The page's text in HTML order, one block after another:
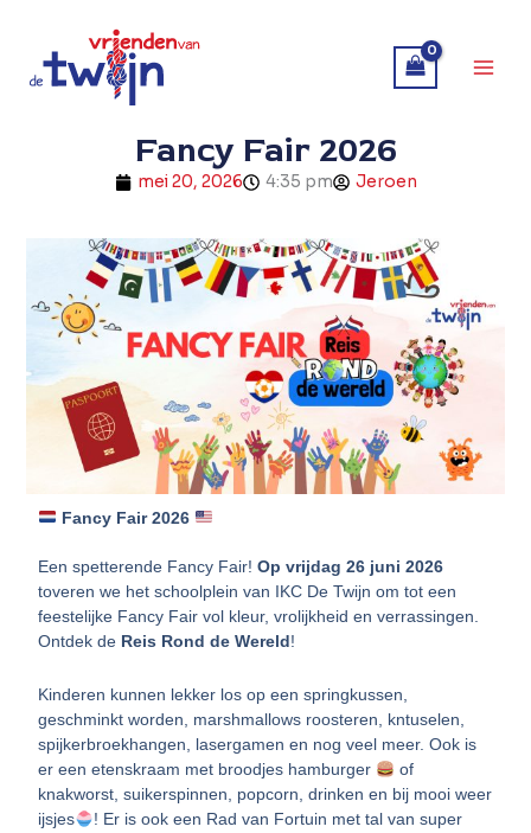
inhoud
Fancy Fair 2026
mei 20, 2026 4:35 pm Jeroen
Fancy Fair 2026
Een spetterende Fancy Fair!Op vrijdag 26 juni 2026
toveren we het schoolplein van IKC De Twijn om tot een
feestelijke Fancy Fair vol kleur, vrolijkheid en verrassingen.
Ontdek de Reis Rond de Wereld!
Kinderen kunnen lekker los op een springkussen,
geschminkt worden, marshmallows roosteren, kntuselen,
spijkerbroekhangen, lasergamen en nog veel meer. Ook is
er een etenskraam met broodjes hamburger
of
knakworst, suikerspinnen, popcorn, drinken en bij mooi weer
ijsjes
! Er is ook een Rad van Fortuin met tal van super